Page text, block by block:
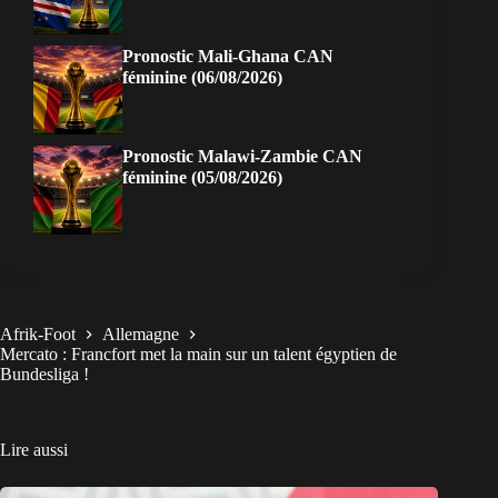
Pronostic Mali-Ghana CAN
féminine (06/08/2026)
Pronostic Malawi-Zambie CAN
féminine (05/08/2026)
Afrik-Foot
Allemagne
Mercato : Francfort met la main sur un talent égyptien de
Bundesliga !
Lire aussi